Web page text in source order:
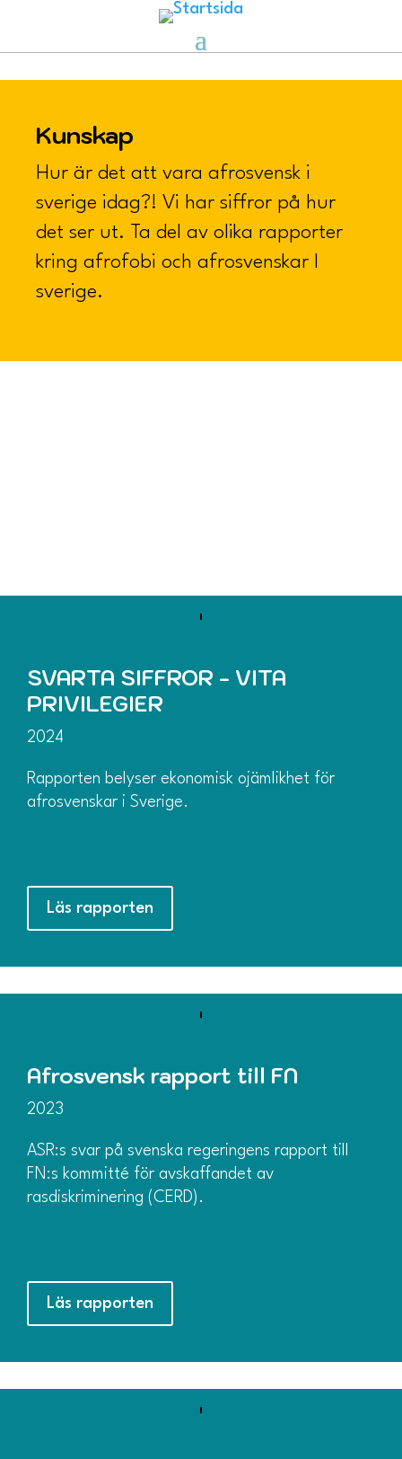
Kunskap
Hur är det att vara afrosvensk i
sverige idag?! Vi har siffror på hur
det ser ut. Ta del av olika rapporter
kring afrofobi och afrosvenskar I
sverige.
SVARTA SIFFROR - VITA
PRIVILEGIER
2024
Rapporten belyser ekonomisk ojämlikhet för
afrosvenskar i Sverige.
Läs rapporten
Afrosvensk rapport till FN
2023
ASR:s svar på svenska regeringens rapport till
FN:s kommitté för avskaffandet av
rasdiskriminering (CERD).
Läs rapporten